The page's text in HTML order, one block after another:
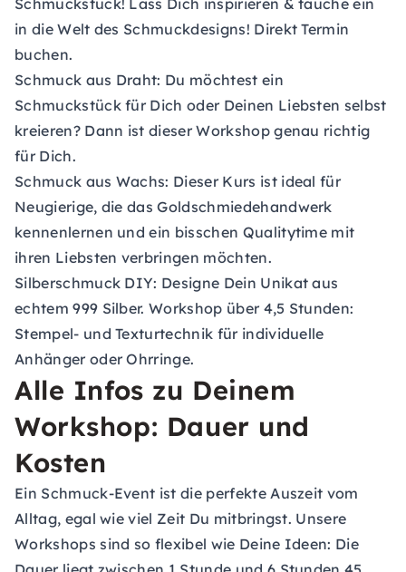
Schmuckstück! Lass Dich inspirieren & tauche ein
in die Welt des Schmuckdesigns! Direkt Termin
buchen.
Schmuck aus Draht: Du möchtest ein
Schmuckstück für Dich oder Deinen Liebsten selbst
kreieren? Dann ist dieser Workshop genau richtig
für Dich.
Schmuck aus Wachs: Dieser Kurs ist ideal für
Neugierige, die das Goldschmiedehandwerk
kennenlernen und ein bisschen Qualitytime mit
ihren Liebsten verbringen möchten.
Silberschmuck DIY: Designe Dein Unikat aus
echtem 999 Silber. Workshop über 4,5 Stunden:
Stempel- und Texturtechnik für individuelle
Anhänger oder Ohrringe.
Alle Infos zu Deinem
Workshop: Dauer und
Kosten
Ein Schmuck-Event ist die perfekte Auszeit vom
Alltag, egal wie viel Zeit Du mitbringst. Unsere
Workshops sind so flexibel wie Deine Ideen: Die